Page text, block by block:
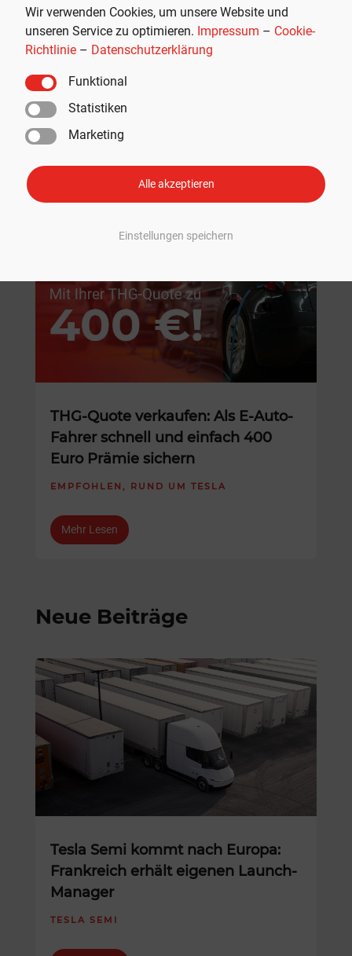
Wir verwenden Cookies, um unsere Website und
unseren Service zu optimieren. Impressum – Cookie-
Richtlinie – Datenschutzerklärung
Funktional
Statistiken
Marketing
Alle akzeptieren
Einstellungen speichern
Empfohlen
THG-Quote verkaufen: Als E-Auto-
Fahrer schnell und einfach 400
Euro Prämie sichern
EMPFOHLEN , RUND UM TESLA
Mehr Lesen
Neue Beiträge
Tesla Semi kommt nach Europa:
Frankreich erhält eigenen Launch-
Manager
TESLA SEMI